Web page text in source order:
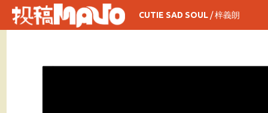
CUTIE SAD SOUL /梓義朗